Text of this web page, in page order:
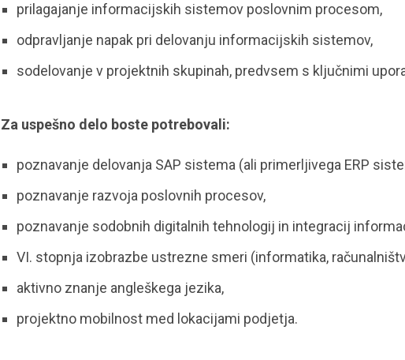
prilagajanje informacijskih sistemov poslovnim procesom,
odpravljanje napak pri delovanju informacijskih sistemov,
sodelovanje v projektnih skupinah, predvsem s ključnimi
Za uspešno delo boste potrebovali:
poznavanje delovanja SAP sistema (ali primerljivega ERP
poznavanje razvoja poslovnih procesov,
poznavanje sodobnih digitalnih tehnologij in integracij
VI. stopnja izobrazbe ustrezne smeri (informatika,
aktivno znanje angleškega jezika,
projektno mobilnost med lokacijami podjetja.